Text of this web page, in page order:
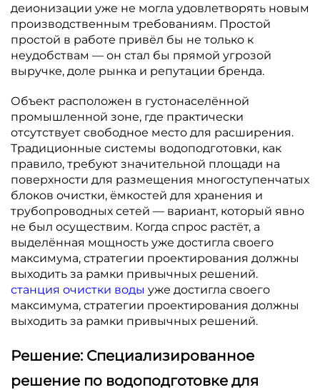
деионизации уже не могла удовлетворять новым
производственным требованиям. Простой
простой в работе привёл бы не только к
неудобствам — он стал бы прямой угрозой
выручке, доле рынка и репутации бренда.
Объект расположен в густонаселённой
промышленной зоне, где практически
отсутствует свободное место для расширения.
Традиционные системы водоподготовки, как
правило, требуют значительной площади на
поверхности для размещения многоступенчатых
блоков очистки, ёмкостей для хранения и
трубопроводных сетей — вариант, который явно
не был осуществим. Когда спрос растёт, а
выделённая мощность уже достигла своего
максимума, стратегии проектирования должны
выходить за рамки привычных решений.
станция очистки воды уже достигла своего
максимума, стратегии проектирования должны
выходить за рамки привычных решений.
Решение: Специализированное
решение по водоподготовке для